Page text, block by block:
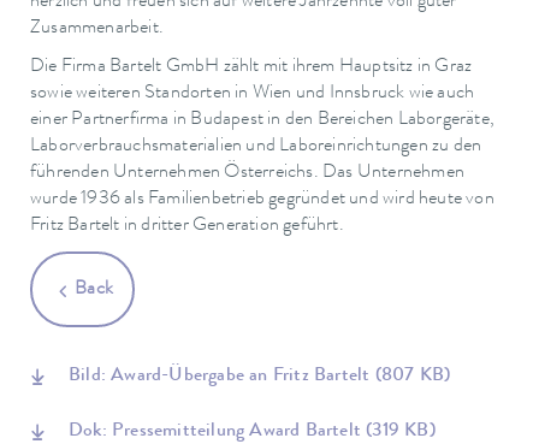
Zusammenarbeit.
Die Firma Bartelt GmbH zählt mit ihrem Hauptsitz in Graz
sowie weiteren Standorten in Wien und Innsbruck wie auch
einer Partnerfirma in Budapest in den Bereichen Laborgeräte,
Laborverbrauchsmaterialien und Laboreinrichtungen zu den
führenden Unternehmen Österreichs. Das Unternehmen
wurde 1936 als Familienbetrieb gegründet und wird heute von
Fritz Bartelt in dritter Generation geführt.
Back
Bild: Award-Übergabe an Fritz Bartelt (807 KB)
Dok: Pressemitteilung Award Bartelt (319 KB)